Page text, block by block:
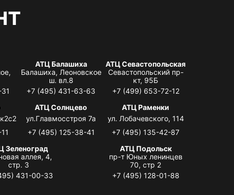
АТЦ Балашиха
Балашиха, Леоновское
ш. вл.8
+7 (495) 431-63-63
АТЦ Севастопольская
Севастопольский пр-
кт, 95Б
+7 (499) 653-72-12
АТЦ Солнцево
ул.Главмосстроя 7а
+7 (495) 125-38-41
АТЦ Раменки
ул. Лобачевского, 114
+7 (495) 135-42-87
Зеленоград
аллея, 4,
стр. 3
431-00-33
АТЦ Подольск
пр-т Юных ленинцев
70, стр 2
+7 (495) 128-01-88